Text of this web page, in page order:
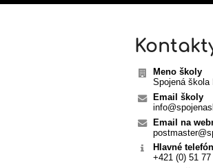
Meno školy
Spojená škola
Email školy
Email na
Hlavné
+421 (0) 51 77